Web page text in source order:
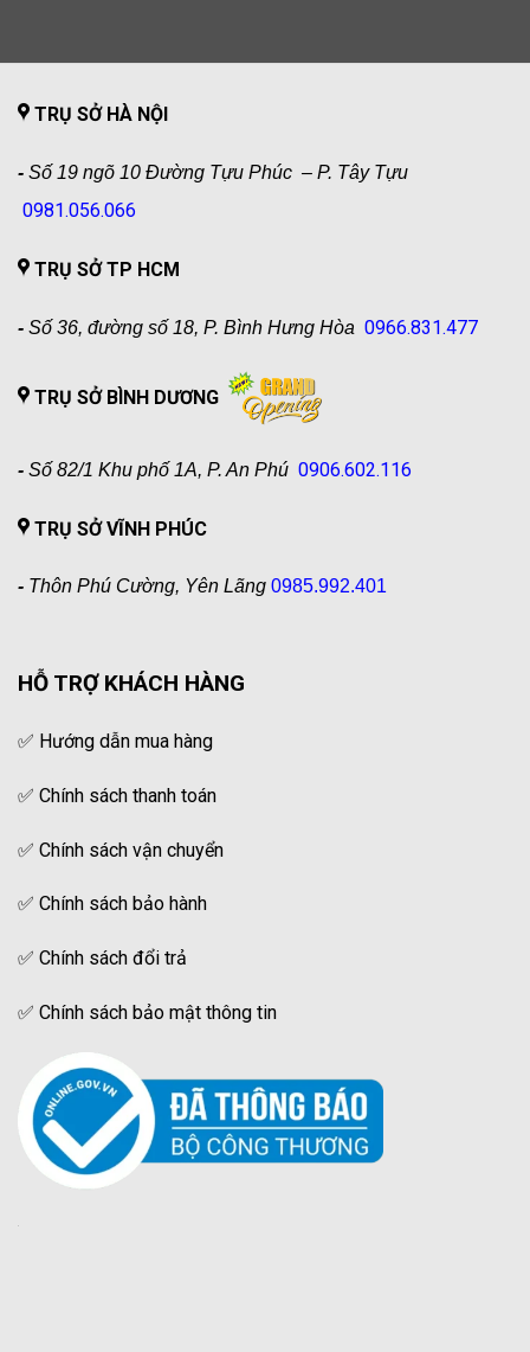
TRỤ SỞ HÀ NỘI
- Số 19 ngõ 10 Đường Tựu Phúc – P. Tây Tựu
0981.056.066
TRỤ SỞ TP HCM
- Số 36, đường số 18, P. Bình Hưng Hòa 0966.831.477
TRỤ SỞ BÌNH DƯƠNG
- Số 82/1 Khu phố 1A, P. An Phú 0906.602.116
TRỤ SỞ VĨNH PHÚC
- Thôn Phú Cường, Yên Lãng 0985.992.401
HỖ TRỢ KHÁCH HÀNG
✅ Hướng dẫn mua hàng
✅ Chính sách thanh toán
✅ Chính sách vận chuyển
✅ Chính sách bảo hành
✅ Chính sách đổi trả
✅ Chính sách bảo mật thông tin